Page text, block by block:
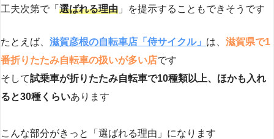
工夫次第で「 選ばれる理由 」を提示することもできそうです
たとえば、 滋賀彦根の自転車店「侍サイクル」 は、 滋賀県で1
番折りたたみ自転車の扱いが多い店です
そして試乗車が折りたたみ自転車で10種類以上、ほかも入れ
ると30種くらいあります
こんな部分がきっと「選ばれる理由」になります